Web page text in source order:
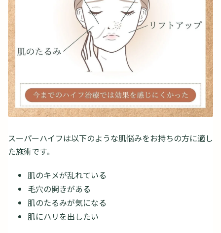
スーパーハイフは以下のような肌悩みをお持ちの方に適し
た施術です。
肌のキメが乱れている
毛穴の開きがある
肌のたるみが気になる
肌にハリを出したい